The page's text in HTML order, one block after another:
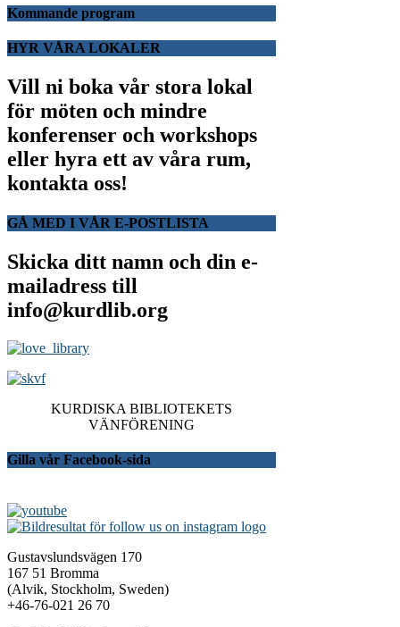
Kommande program
HYR VÅRA LOKALER
Vill ni boka vår stora lokal
för möten och mindre
konferenser och workshops
eller hyra ett av våra rum,
kontakta oss!
GÅ MED I VÅR E-POSTLISTA
Skicka ditt namn och din e-
mailadress till
info@kurdlib.org
KURDISKA BIBLIOTEKETS
VÄNFÖRENING
Gilla vår Facebook-sida
Gustavslundsvägen 170
167 51 Bromma
(Alvik, Stockholm, Sweden)
+46-76-021 26 70